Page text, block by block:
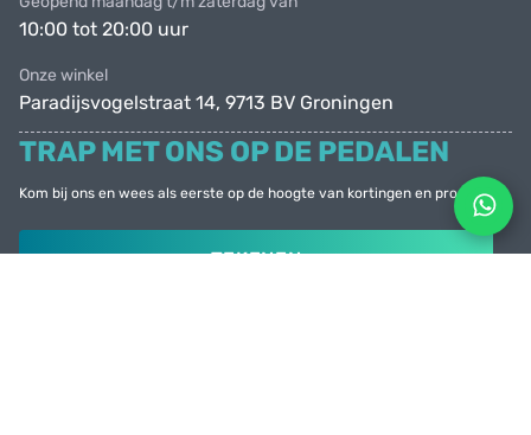
10:00 tot 20:00 uur
Onze winkel
Paradijsvogelstraat 14, 9713 BV Groningen
TRAP MET ONS OP DE PEDALEN
Kom bij ons en wees als eerste op de hoogte van kortingen en promoties
TEKENEN